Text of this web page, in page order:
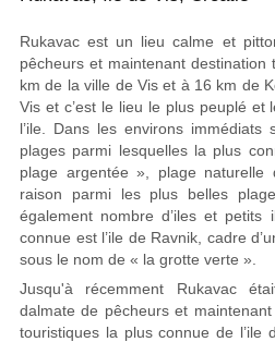
Rukavac est un lieu calme et
pêcheurs et maintenant
km de la ville de Vis et à 16 km de
Vis et c’est le lieu le plus peuplé
l’ile. Dans les environs immédiats
plages parmi lesquelles la plus
plage argentée », plage
raison parmi les plus belles
également nombre d’iles et petits
connue est l’ile de Ravnik, cadre
sous le nom de « la grotte verte ».
Jusqu'à récemment Rukavac
dalmate de pêcheurs et
touristiques la plus connue de l’ile